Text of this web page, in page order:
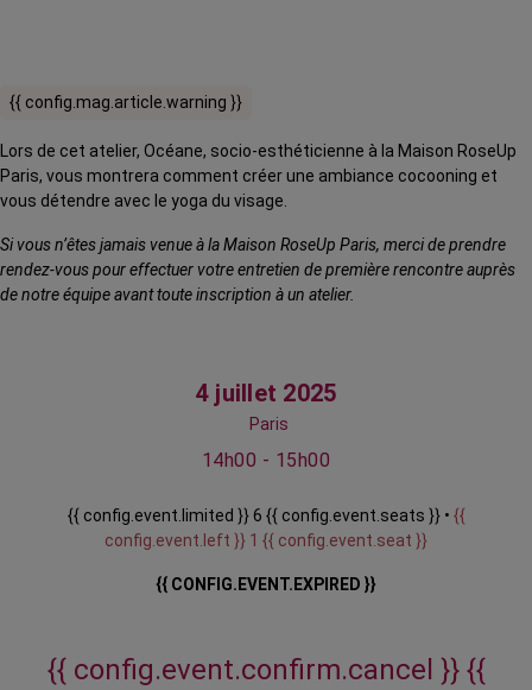
{{ config.mag.article.warning }}
Lors de cet atelier, Océane, socio-esthéticienne à la Maison RoseUp
Paris, vous montrera comment créer une ambiance cocooning et
vous détendre avec le yoga du visage.
Si vous n’êtes jamais venue à la Maison RoseUp Paris, merci de prendre
rendez-vous pour effectuer votre entretien de première rencontre auprès
de notre équipe avant toute inscription à un atelier.
4 juillet 2025
Paris
14h00 - 15h00
{{ config.event.limited }} 6 {{ config.event.seats }} • {{
config.event.left }} 1 {{ config.event.seat }}
{{ CONFIG.EVENT.EXPIRED }}
{{ config.event.confirm.cancel }} {{